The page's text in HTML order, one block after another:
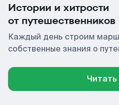
Истории и хитрости
от путешественников
Каждый день строим
собственные знания о
Читать